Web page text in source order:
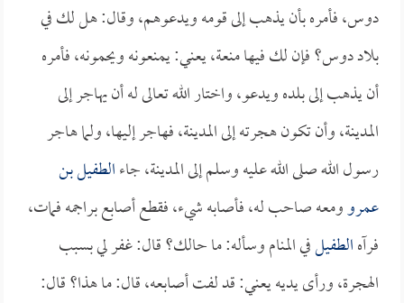
دوس، فأمره بأن يذهب إلى قومه ويدعوهم، وقال: هل لك في
بلاد دوس؟ فإن لك فيها منعة، يعني: يمنعونه ويحمونه، فأمره
أن يذهب إلى بلده ويدعو، واختار الله تعالى له أن يهاجر إلى
المدينة، وأن تكون هجرته إلى المدينة، فهاجر إليها، ولما هاجر
رسول الله صلى الله عليه وسلم إلى المدينة، جاءالطفيل بن
عمروومعه صاحب له، فأصابه شيء، فقطع أصابع براجمه فمات،
فرآهالطفيلفي المنام وسأله: ما حالك؟ قال: غفر لي بسبب
الهجرة، ورأى يديه يعني: قد لفت أصابعه، قال: ما هذا؟ قال: